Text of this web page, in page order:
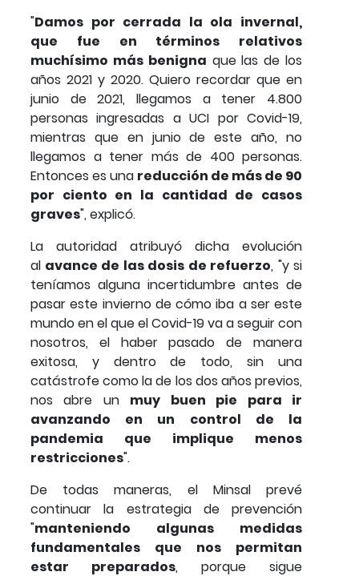
"Damos por cerrada la ola invernal,
que fue en términos relativos
muchísimo más benigna que las de los
años 2021 y 2020. Quiero recordar que en
junio de 2021, llegamos a tener 4.800
personas ingresadas a UCI por Covid-19,
mientras que en junio de este año, no
llegamos a tener más de 400 personas.
Entonces es una reducción de más de 90
por ciento en la cantidad de casos
graves", explicó.
La autoridad atribuyó dicha evolución
al avance de las dosis de refuerzo, "y si
teníamos alguna incertidumbre antes de
pasar este invierno de cómo iba a ser este
mundo en el que el Covid-19 va a seguir con
nosotros, el haber pasado de manera
exitosa, y dentro de todo, sin una
catástrofe como la de los dos años previos,
nos abre un muy buen pie para ir
avanzando en un control de la
pandemia que implique menos
restricciones".
De todas maneras, el Minsal prevé
continuar la estrategia de prevención
"manteniendo algunas medidas
fundamentales que nos permitan
estar preparados, porque sigue